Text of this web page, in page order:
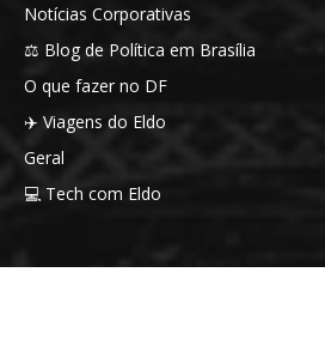
Notícias Corporativas
⚖️ Blog de Política em Brasília
O que fazer no DF
✈️ Viagens do Eldo
Geral
💻 Tech com Eldo